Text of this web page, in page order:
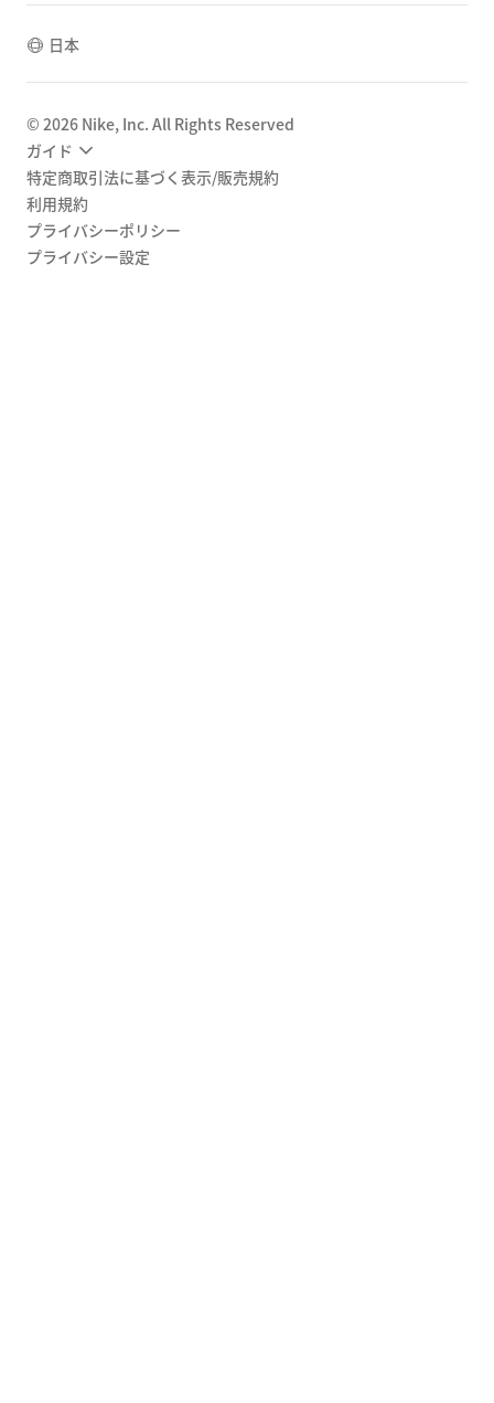
日本
© 2026 Nike, Inc. All Rights Reserved
ガイド
特定商取引法に基づく表示/販売規約
利用規約
プライバシーポリシー
プライバシー設定